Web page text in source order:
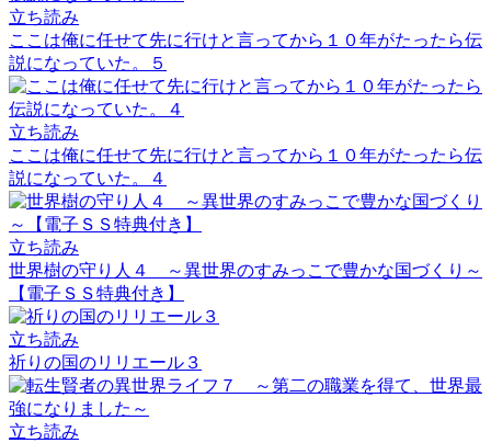
立ち読み
ここは俺に任せて先に行けと言ってから１０年がたったら伝
説になっていた。５
立ち読み
ここは俺に任せて先に行けと言ってから１０年がたったら伝
説になっていた。４
立ち読み
世界樹の守り人４ ～異世界のすみっこで豊かな国づくり～
【電子ＳＳ特典付き】
立ち読み
祈りの国のリリエール３
立ち読み